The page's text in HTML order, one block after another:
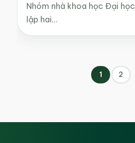
Nhóm nhà khoa học Đại
lập hai…
1 2